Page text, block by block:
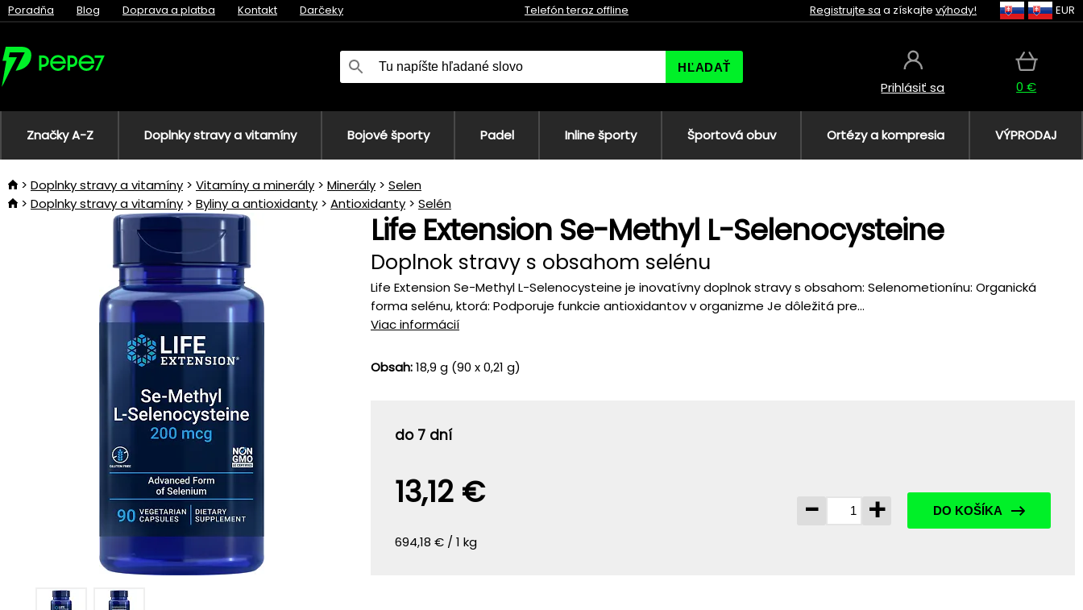
Poradňa Blog Doprava a platba Kontakt Darčeky Telefón teraz offline Registrujte sa a získajte výhody! EUR
HĽADAŤ
Prihlásiť sa 0 €
Značky A-Z Doplnky stravy a vitamíny Bojové športy Padel Inline športy Športová obuv Ortézy a kompresia VÝPRODAJ
Doplnky stravy a vitamíny Vitamíny a minerály Minerály
Selen
Doplnky stravy a vitamíny
Byliny a antioxidanty Antioxidanty Selén
Life Extension Se-Methyl L-Selenocysteine
Doplnok stravy s obsahom selénu
Life Extension Se-Methyl L-Selenocysteine je inovatívny doplnok stravy s obsahom: Selenometionínu: Organická
forma selénu, ktorá: Podporuje funkcie antioxidantov v organizme Je dôležitá pre...
Viac informácií
Obsah:18,9 g (90 x 0,21 g)
do 7 dní
13,12 €
694,18 € / 1 kg
- + DO KOŠÍKA